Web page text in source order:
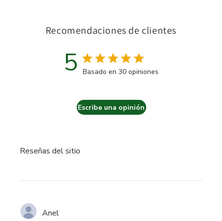
Recomendaciones de clientes
5 Calificación de 5 estrellas
Basado en 30 opiniones
Escribe una opinión
Reseñas del sitio
Anel